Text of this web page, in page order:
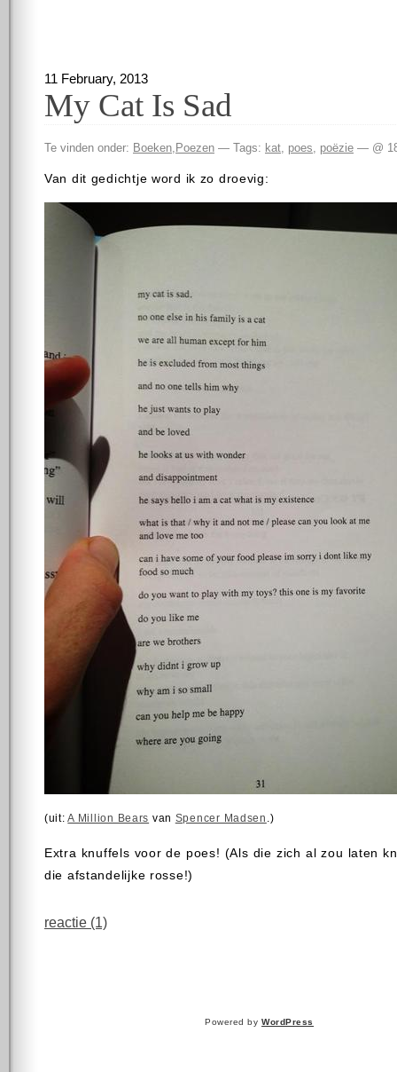
11 February, 2013
My Cat Is Sad
Te vinden onder: Boeken, Poezen — Tags: kat, poes, poëzie — @
Van dit gedichtje word ik zo droevig:
(uit:A Million Bears van Spencer Madsen .)
Extra knuffels voor de poes! (Als die zich al zou laten
die afstandelijke rosse!)
reactie (1)
Powered byWordPress